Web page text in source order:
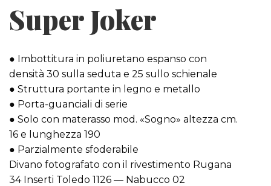
Super Joker
● Imbottitura in poliuretano espanso con
densità 30 sulla seduta e 25 sullo schienale
● Struttura portante in legno e metallo
● Porta-guanciali di serie
● Solo con materasso mod. «Sogno» altezza cm.
16 e lunghezza 190
● Parzialmente sfoderabile
Divano fotografato con il rivestimento Rugana
34 Inserti Toledo 1126 — Nabucco 02